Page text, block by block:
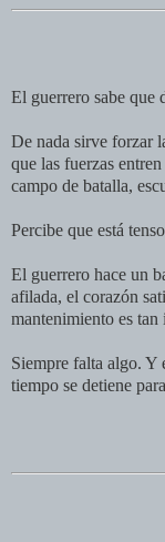
El guerrero sabe que
De nada sirve forzar
que las fuerzas
campo de batalla,
Percibe que está
El guerrero hace un
afilada, el corazón
mantenimiento es
Siempre falta algo. Y
tiempo se detiene